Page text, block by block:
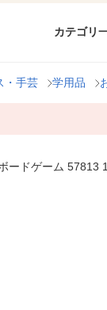
カテゴリ
・手芸 学用品